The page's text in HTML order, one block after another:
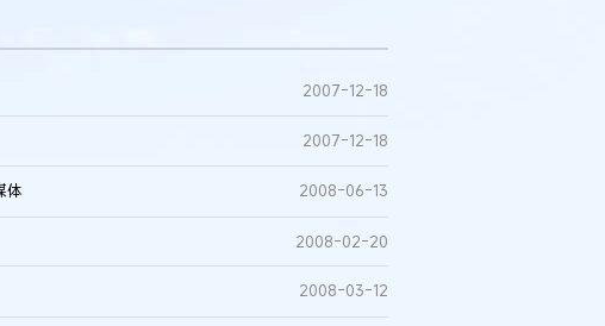
2007-12-18
2007-12-18
体 2008-06-13
2008-02-20
2008-03-12